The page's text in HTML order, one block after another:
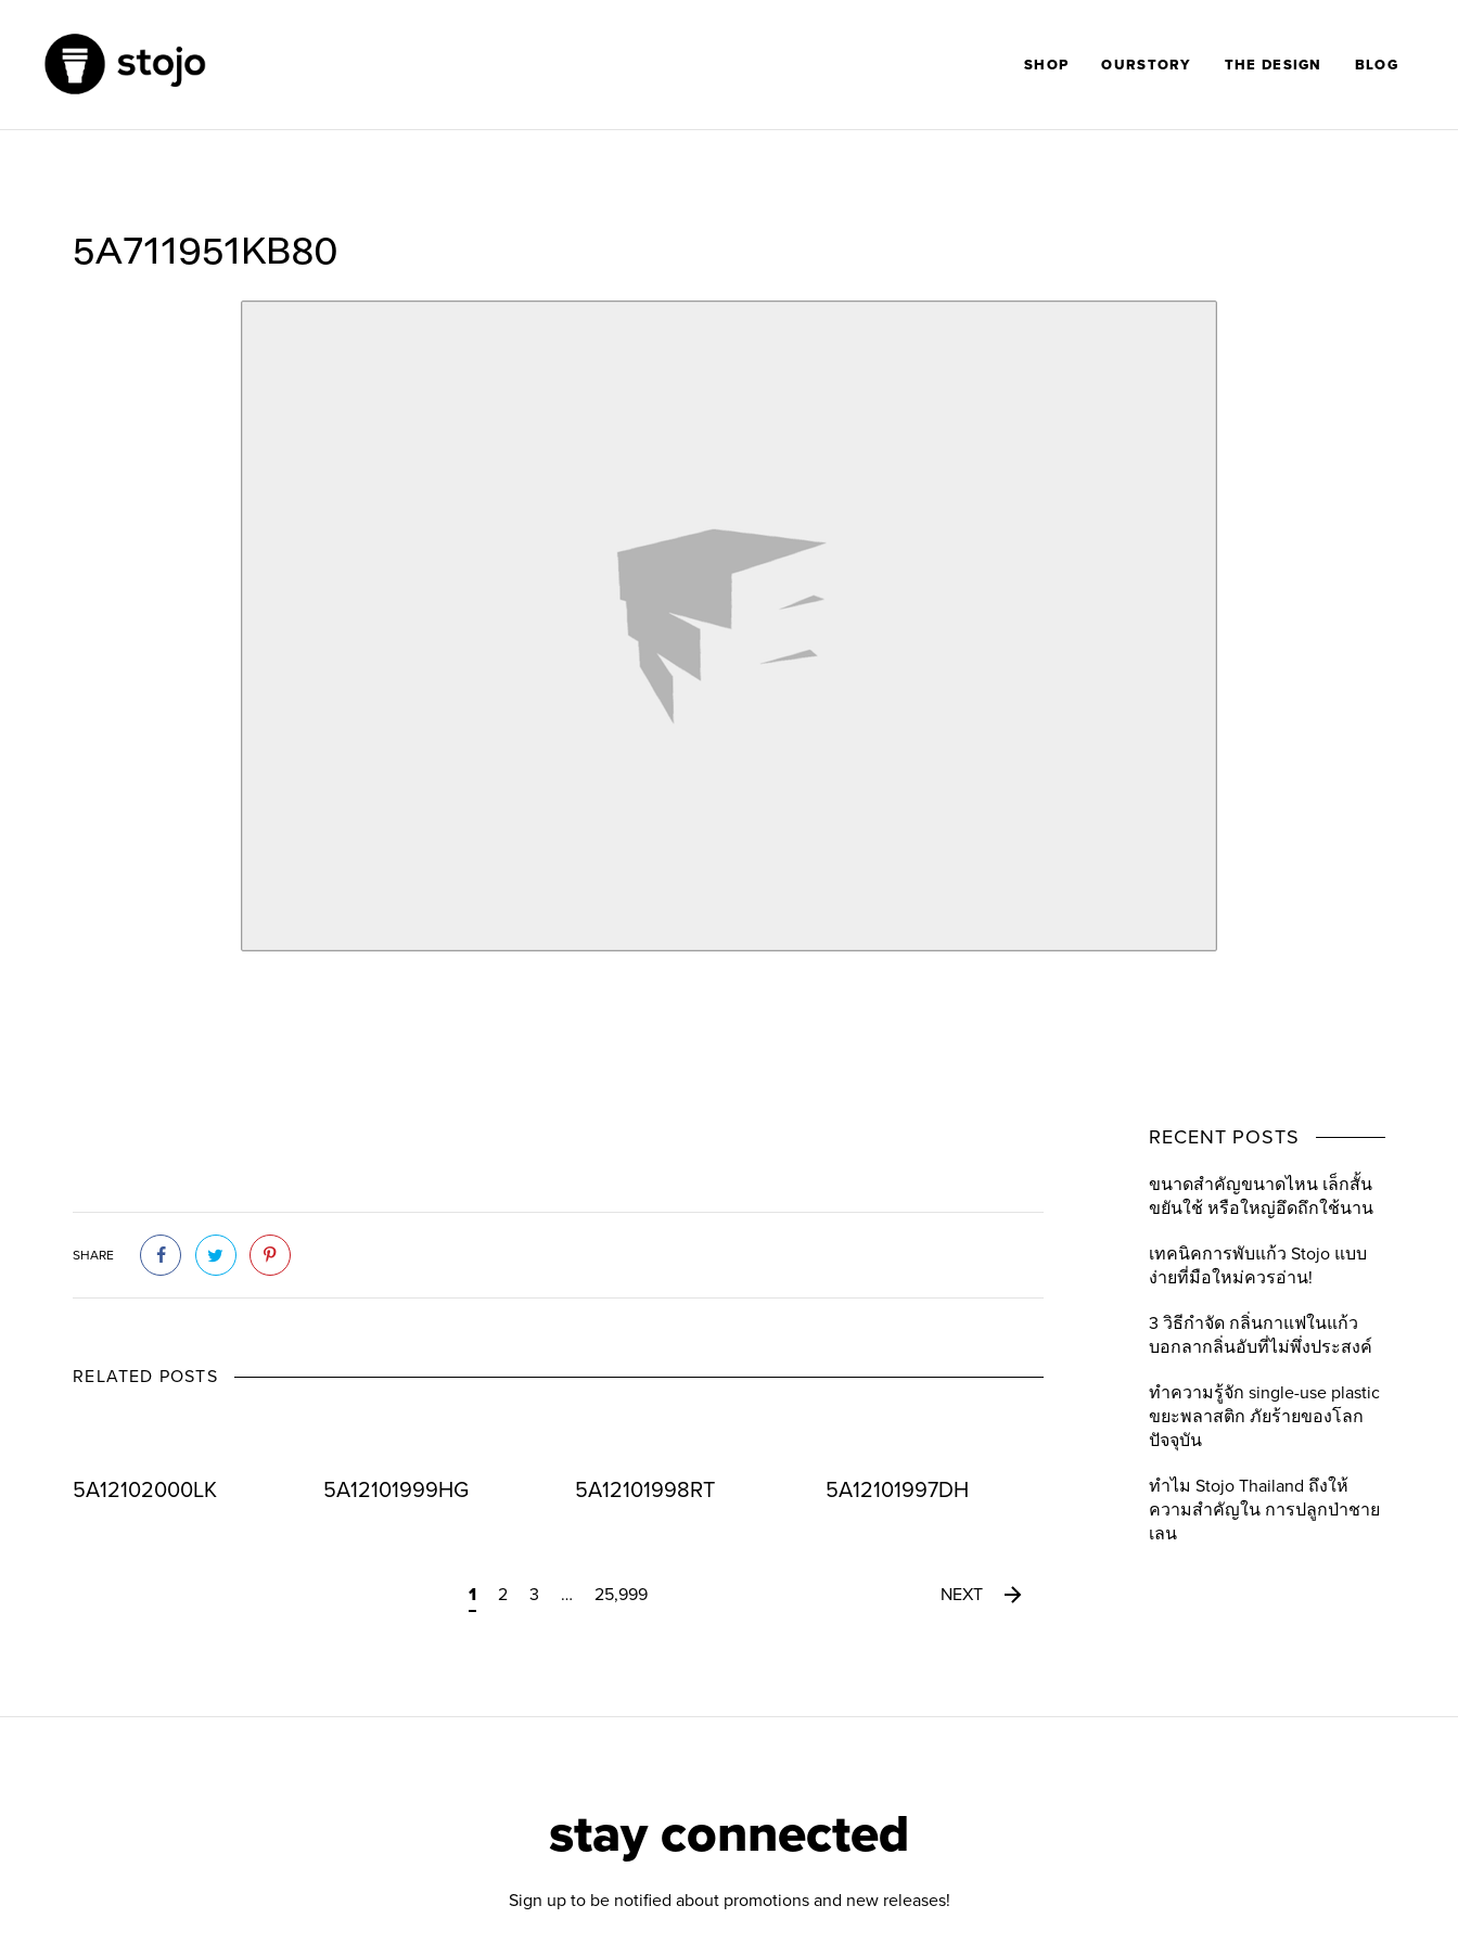
SHOP OURSTORY THE DESIGN BLOG
5A711951KB80
SHARE
RELATED POSTS
5A12102000LK 5A12101999HG 5A12101998RT 5A12101997DH
1 2 3 … 25,999 NEXT
RECENT POSTS
ขนาดสำคัญขนาดไหน เล็กสั้น
ขยันใช้ หรือใหญ่อึดถึกใช้นาน
เทคนิคการพับแก้ว Stojo แบบ
ง่ายที่มือใหม่ควรอ่าน!
3 วิธีกำจัด กลิ่นกาแฟในแก้ว
บอกลากลิ่นอับที่ไม่พึ่งประสงค์
ทำความรู้จัก single-use plastic
ขยะพลาสติก ภัยร้ายของโลก
ปัจจุบัน
ทำไม Stojo Thailand ถึงให้
ความสำคัญใน การปลูกป่าชาย
เลน
stay connected
Sign up to be notified about promotions and new releases!